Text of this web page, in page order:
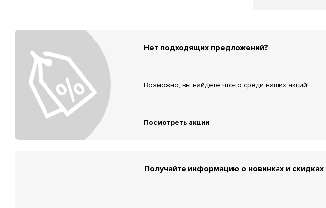
Нет подходящих предложений?
Возможно, вы найдёте что-то среди наших акций!
Посмотреть акции
Получайте информацию о новинках и